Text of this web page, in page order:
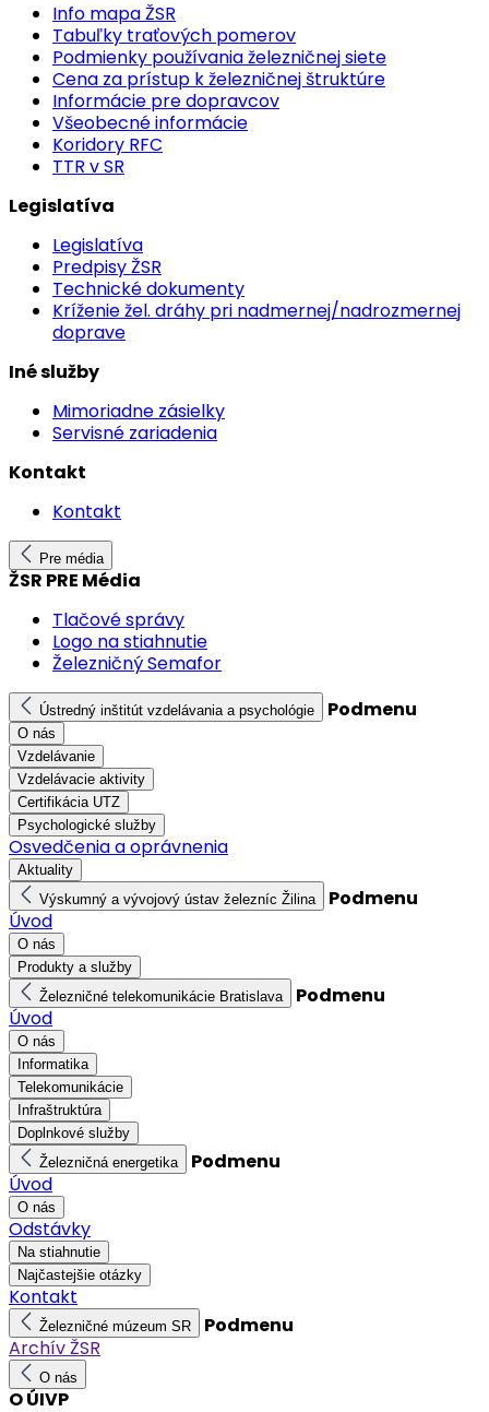
Info mapa ŽSR
Tabuľky traťových pomerov
Podmienky používania železničnej siete
Cena za prístup k železničnej štruktúre
Informácie pre dopravcov
Všeobecné informácie
Koridory RFC
TTR v SR
Legislatíva
Legislatíva
Predpisy ŽSR
Technické dokumenty
Kríženie žel. dráhy pri nadmernej/nadrozmernej
doprave
Iné služby
Mimoriadne zásielky
Servisné zariadenia
Kontakt
Kontakt
Pre média
ŽSR PRE Média
Tlačové správy
Logo na stiahnutie
Železničný Semafor
Ústredný inštitút vzdelávania a psychológie Podmenu
O nás
Vzdelávanie
Vzdelávacie aktivity
Certifikácia UTZ
Psychologické služby
Osvedčenia a oprávnenia
Aktuality
Výskumný a vývojový ústav železníc Žilina
Podmenu
Úvod
O nás
Produkty a služby
Železničné telekomunikácie Bratislava
Podmenu
Úvod
O nás
Informatika
Telekomunikácie
Infraštruktúra
Doplnkové služby
Železničná energetika
Podmenu
Úvod
O nás
Odstávky
Na stiahnutie
Najčastejšie otázky
Kontakt
Železničné múzeum SR
Podmenu
Archív ŽSR
O nás
O ÚIVP